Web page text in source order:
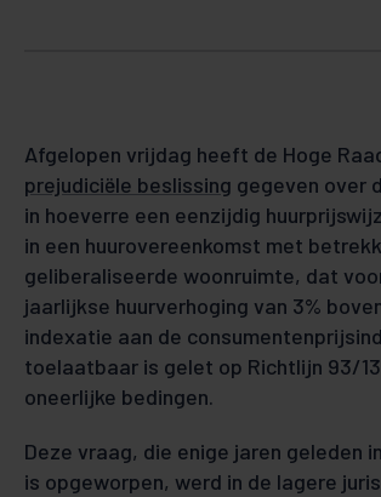
Afgelopen vrijdag heeft de Hoge
prejudiciële beslissing gegeven over
in hoeverre een eenzijdig
in een huurovereenkomst met
geliberaliseerde woonruimte, dat
jaarlijkse huurverhoging van 3%
indexatie aan de
toelaatbaar is gelet op Richtlijn 93/
oneerlijke bedingen.
Deze vraag, die enige jaren geleden
is opgeworpen, werd in de lagere